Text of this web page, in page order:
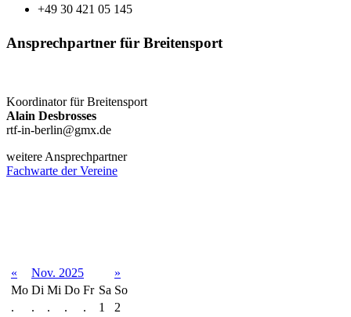
+49 30 421 05 145
Ansprechpartner für Breitensport
Koordinator für Breitensport
Alain Desbrosses
rtf-in-berlin@gmx.de
weitere Ansprechpartner
Fachwarte der Vereine
« Nov. 2025
»
Mo Di Mi Do Fr Sa So
.
. . . . 1
2